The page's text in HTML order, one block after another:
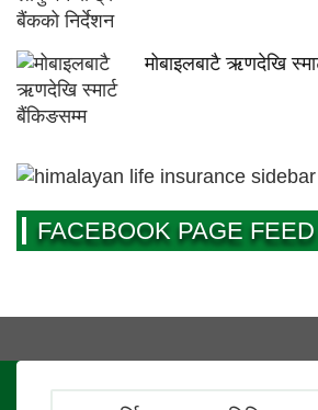
मोबाइलबाटै ऋणदेखि
FACEBOOK PAGE FEED